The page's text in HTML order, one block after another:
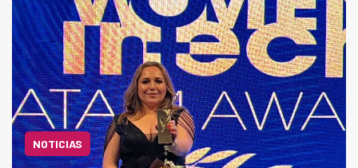
NOTICIAS